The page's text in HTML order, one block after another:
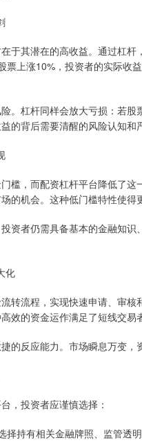
于其潜在的高收益。通过杠
票上涨10%，投资者的实际收
。杠杆同样会放大亏损：若
的背后需要清醒的风险认知和
槛，而配资杠杆平台降低了
的机会。这种低门槛特性使得
资者仍需具备基本的金融知
化
转流程，实现快速申请、审
效的资金运作满足了短线交易
的反应能力。市场瞬息万变，
，投资者应谨慎选择：
择持有相关金融牌照、监管透